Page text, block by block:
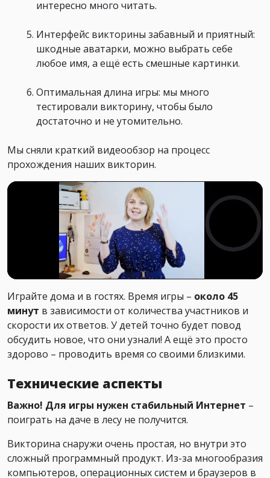
интересно много читать.
Интерфейс викторины забавный и приятный:
шкодные аватарки, можно выбрать себе
любое имя, а ещё есть смешные картинки.
Оптимальная длина игры: мы много
тестировали викторину, чтобы было
достаточно и не утомительно.
Мы сняли краткий видеообзор на процесс
прохождения наших викторин.
Играйте дома и в гостях. Время игры – около 45
минут в зависимости от количества участников и
скорости их ответов. У детей точно будет повод
обсудить новое, что они узнали! А ещё это просто
здорово – проводить время со своими близкими.
Технические аспекты
Важно! Для игры нужен стабильный Интернет –
поиграть на даче в лесу не получится.
Викторина снаружи очень простая, но внутри это
сложный программный продукт. Из-за многообразия
компьютеров, операционных систем и браузеров в